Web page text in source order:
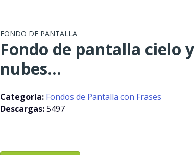
FONDO DE PANTALLA
Fondo de pantalla cielo y
nubes...
Categoría: Fondos de Pantalla con Frases
Descargas:5497